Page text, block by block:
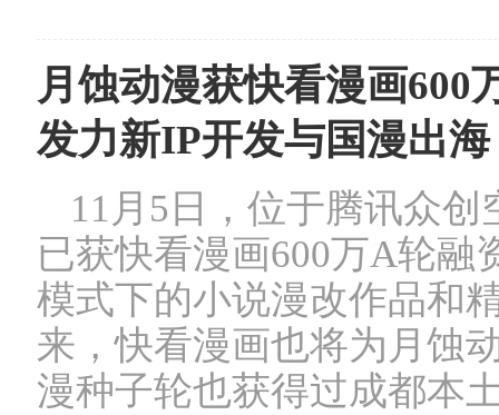
月蚀动漫获快看漫画600
发力新IP开发与国漫出海
11月5日，位于腾讯众
已获快看漫画600万A轮融
模式下的小说漫改作品和
来，快看漫画也将为月蚀
漫种子轮也获得过成都本